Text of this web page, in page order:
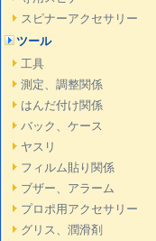
スピナーアクセサリー
ツール
工具
測定、調整関係
はんだ付け関係
バック、ケース
ヤスリ
フィルム貼り関係
ブザー、アラーム
プロポ用アクセサリー
グリス、潤滑剤